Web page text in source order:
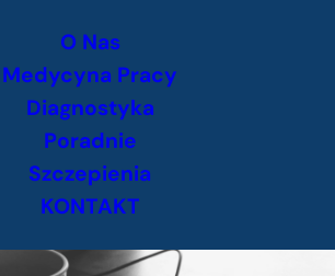
O Nas
Medycyna Pracy
Diagnostyka
Poradnie
Szczepienia
KONTAKT